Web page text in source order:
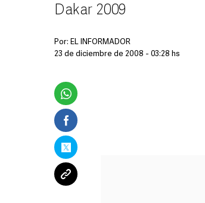
Dakar 2009
Por: EL INFORMADOR
23 de diciembre de 2008 - 03:28 hs